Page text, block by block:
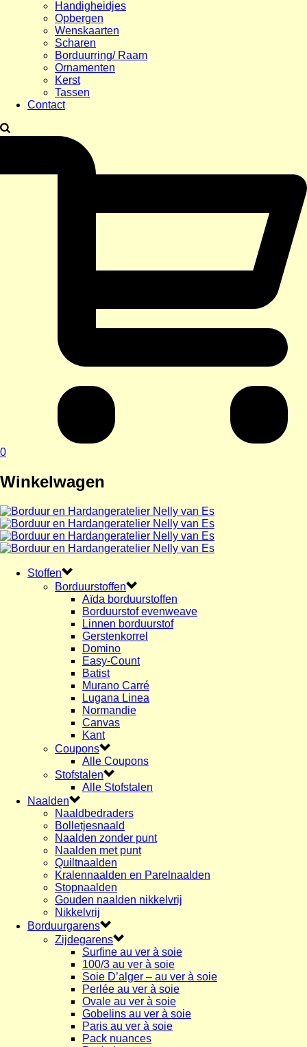
Handigheidjes
Opbergen
Wenskaarten
Scharen
Borduurring/ Raam
Ornamenten
Kerst
Tassen
Contact
0
Winkelwagen
Stoffen
Borduurstoffen
Aïda borduurstoffen
Borduurstof evenweave
Linnen borduurstof
Gerstenkorrel
Domino
Easy-Count
Batist
Murano Carré
Lugana Linea
Normandie
Canvas
Kant
Coupons
Alle Coupons
Stofstalen
Alle Stofstalen
Naalden
Naaldbedraders
Bolletjesnaald
Naalden zonder punt
Naalden met punt
Quiltnaalden
Kralennaalden en Parelnaalden
Stopnaalden
Gouden naalden nikkelvrij
Nikkelvrij
Borduurgarens
Zijdegarens
Surfine au ver à soie
100/3 au ver à soie
Soie D’alger – au ver à soie
Perlée au ver à soie
Ovale au ver à soie
Gobelins au ver à soie
Paris au ver à soie
Pack nuances